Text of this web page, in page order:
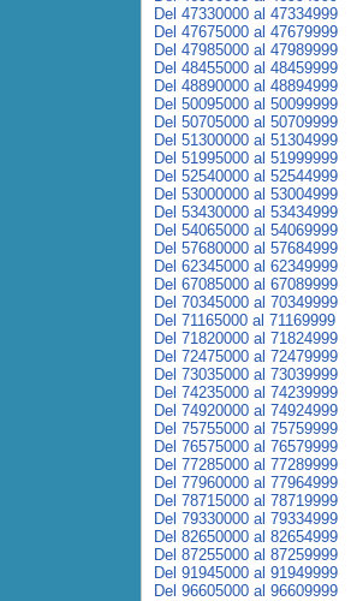
Del 47330000 al 47334999
Del 47675000 al 47679999
Del 47985000 al 47989999
Del 48455000 al 48459999
Del 48890000 al 48894999
Del 50095000 al 50099999
Del 50705000 al 50709999
Del 51300000 al 51304999
Del 51995000 al 51999999
Del 52540000 al 52544999
Del 53000000 al 53004999
Del 53430000 al 53434999
Del 54065000 al 54069999
Del 57680000 al 57684999
Del 62345000 al 62349999
Del 67085000 al 67089999
Del 70345000 al 70349999
Del 71165000 al 71169999
Del 71820000 al 71824999
Del 72475000 al 72479999
Del 73035000 al 73039999
Del 74235000 al 74239999
Del 74920000 al 74924999
Del 75755000 al 75759999
Del 76575000 al 76579999
Del 77285000 al 77289999
Del 77960000 al 77964999
Del 78715000 al 78719999
Del 79330000 al 79334999
Del 82650000 al 82654999
Del 87255000 al 87259999
Del 91945000 al 91949999
Del 96605000 al 96609999